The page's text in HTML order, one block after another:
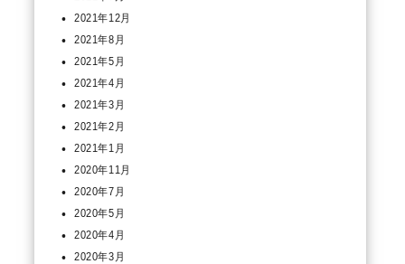
2021年12月
2021年8月
2021年5月
2021年4月
2021年3月
2021年2月
2021年1月
2020年11月
2020年7月
2020年5月
2020年4月
2020年3月